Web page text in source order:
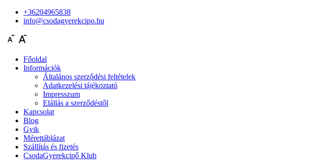
+36204965838
info@csodagyerekcipo.hu
Főoldal
Információk
Általános szerződési feltételek
Adatkezelési tájékoztató
Impresszum
Elállás a szerződéstől
Kapcsolat
Blog
Gyik
Mérettáblázat
Szállítás és fizetés
CsodaGyerekcipő Klub